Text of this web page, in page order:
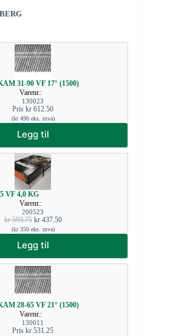
31-90 VF 17° (1500)
Varenr.:
130023
Pris kr 612.50
(kr490eks. mva)
Legg til
VF 4,0 KG
Varenr.:
200523
kr593.75 kr437.50
(kr350eks. mva)
Legg til
28-65 VF 21° (1500)
Varenr.:
130011
Pris kr 531.25